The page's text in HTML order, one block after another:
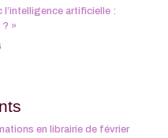
l’intelligence artificielle :
? »
en librairie de février